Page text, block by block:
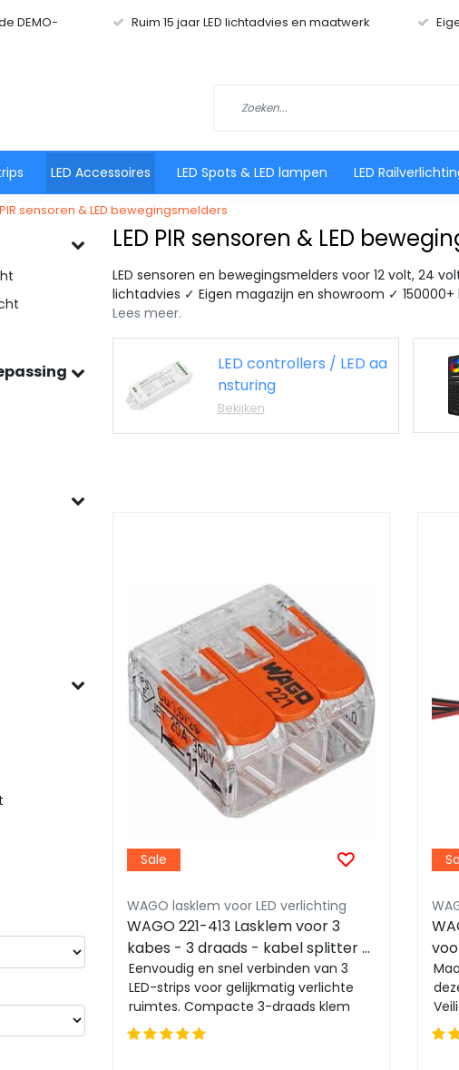
DEMO-
Ruim 15 jaar LED lichtadvies en maatwerk
LED Accessoires LED Spots & LED lampen LED
PIR sensoren & LED bewegingsmelders
LED PIR sensoren & LED
LED sensoren en bewegingsmelders voor 12 volt, 24
lichtadvies ✓ Eigen magazijn en showroom ✓ 150000+
Lees meer.
Matter
LED controllers / LED aa
nsturing
Bekijken
Sale
WAGO lasklem voor LED verlichting
WAGO 221-413 Lasklem voor 3
kabes - 3 draads - kabel splitter -
WAGO
Eenvoudig en snel verbinden van 3
LED-strips voor gelijkmatig verlichte
ruimtes. Compacte 3-draads klem
voor naadloze in...
tot